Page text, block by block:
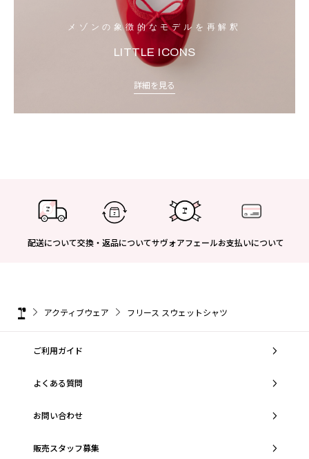
メゾンの象徴的なモデルを再解釈
LITTLE ICONS
詳細を見る
配送について交換・返品についてサヴォアフェールお支払いについて
アクティブウェア フリース スウェットシャツ
ご利用ガイド
よくある質問
お問い合わせ
販売スタッフ募集